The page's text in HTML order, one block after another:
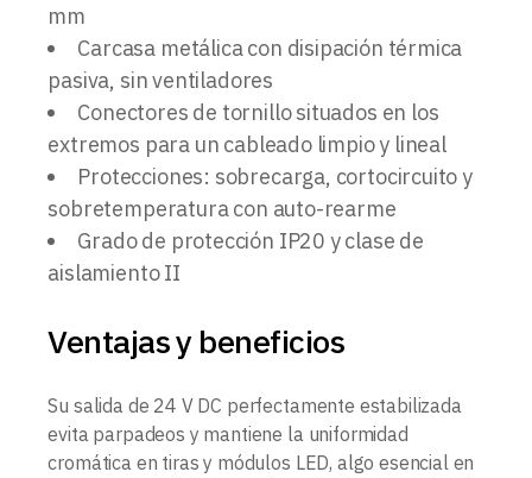
mm
Carcasa metálica con disipación térmica
pasiva, sin ventiladores
Conectores de tornillo situados en los
extremos para un cableado limpio y lineal
Protecciones: sobrecarga, cortocircuito y
sobretemperatura con auto-rearme
Grado de protección IP20 y clase de
aislamiento II
Ventajas y beneficios
Su salida de 24 V DC perfectamente estabilizada
evita parpadeos y mantiene la uniformidad
cromática en tiras y módulos LED, algo esencial en